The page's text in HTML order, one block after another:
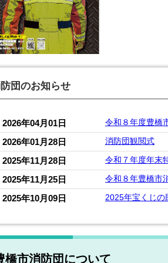
団のお知らせ
2026年04月01日 令和８年度豊橋
2026年01月28日 消防団観閲式
2025年11月28日 令和７年度年末
2025年11月25日 令和８年豊橋市
2025年10月09日 2025年宝くじの
橋市消防団について